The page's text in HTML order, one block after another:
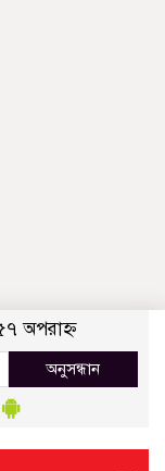
অপরাহ্ন
অনুসন্ধান